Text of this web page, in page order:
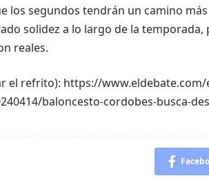
los segundos tendrán un camino
solidez a lo largo de la
reales.
el refrito): https://www.eldebate.com/
baloncesto-cordobes-busca-